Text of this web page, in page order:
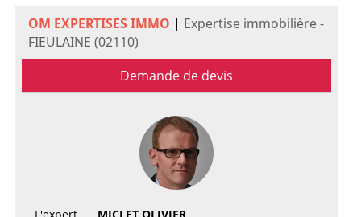
OM EXPERTISES IMMO | Expertise immobilière -
FIEULAINE (02110)
Demande de devis